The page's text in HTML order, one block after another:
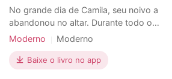
No grande dia de Camila, seu noivo a
abandonou no altar. Durante todo o
dia, ele não apareceu. Indignada,
própria noite de núpcias. Era para ser
uma aventura de uma noite, mas o
Moderno
Moderno
Caso de uma noite
CEO
Dramático
Baixe o livro no app